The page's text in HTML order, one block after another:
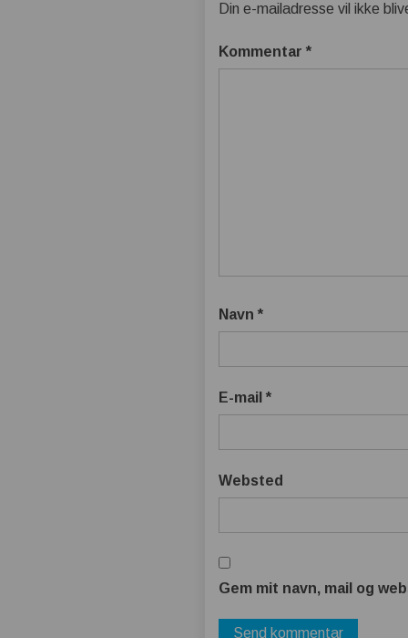
Din e-mailadresse vil ikke
Kommentar*
Navn*
E-mail*
Websted
Gem mit navn, mail og